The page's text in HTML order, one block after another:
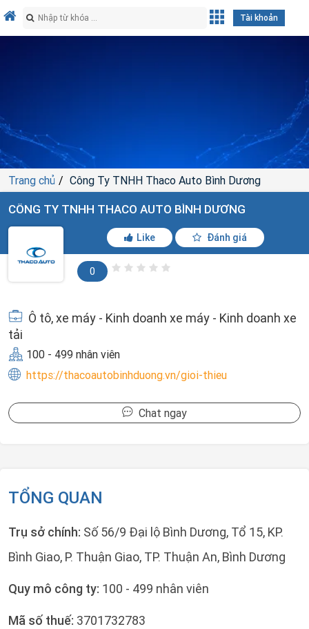
Tài khoản
Trang chủ Công Ty TNHH Thaco Auto Bình Dương
CÔNG TY TNHH THACO AUTO BÌNH DƯƠNG
Like Đánh giá
0
Ô tô, xe máy - Kinh doanh xe máy - Kinh doanh xe
tải
100 - 499 nhân viên
https://thacoautobinhduong.vn/gioi-thieu
Chat ngay
TỔNG QUAN
Trụ sở chính: Số 56/9 Đại lộ Bình Dương, Tổ 15, KP.
Bình Giao, P. Thuận Giao, TP. Thuận An, Bình Dương
Quy mô công ty: 100 - 499 nhân viên
Mã số thuế: 3701732783